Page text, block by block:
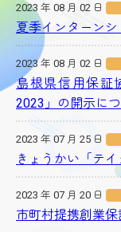
2023 年 08 月 02 日
夏季インターン
2023 年 08 月 02 日
島根県信用保証
2023」の開示に
2023 年 07 月 25 日
きょうかい「テ
2023 年 07 月 20 日
市町村提携創業